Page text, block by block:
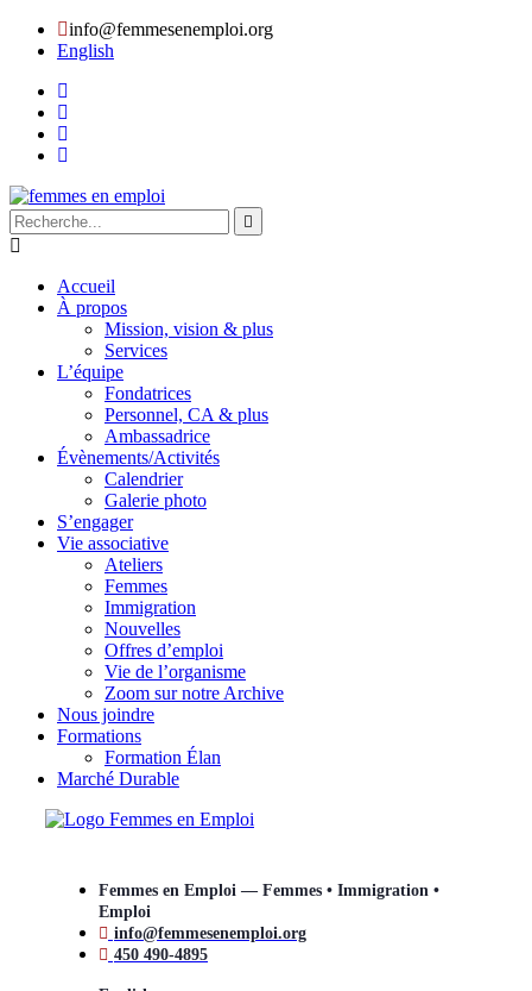
info@femmesenemploi.org
English
Accueil
À propos
Mission, vision & plus
Services
L’équipe
Fondatrices
Personnel, CA & plus
Ambassadrice
Évènements/Activités
Calendrier
Galerie photo
S’engager
Vie associative
Ateliers
Femmes
Immigration
Nouvelles
Offres d’emploi
Vie de l’organisme
Zoom sur notre Archive
Nous joindre
Formations
Formation Élan
Marché Durable
Femmes en Emploi — Femmes • Immigration •
Emploi
info@femmesenemploi.org
450 490-4895